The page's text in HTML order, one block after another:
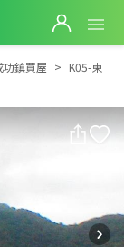
K05-東河豪景別墅
功鎮買屋
K05-東